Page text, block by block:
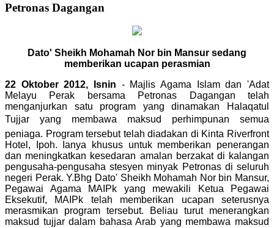
Petronas Dagangan
Dato' Sheikh Mohamah Nor bin Mansur sedang
memberikan ucapan perasmian
22 Oktober 2012, Isnin - Majlis Agama Islam dan 'Adat
Melayu Perak bersama Petronas Dagangan telah
menganjurkan satu program yang dinamakan Halaqatul
Tujjar yang membawa maksud perhimpunan semua
peniaga. Program tersebut telah diadakan di Kinta Riverfront
Hotel, Ipoh. Ianya khusus untuk memberikan penerangan
dan meningkatkan kesedaran amalan berzakat di kalangan
pengusaha-pengusaha stesyen minyak Petronas di seluruh
negeri Perak. Y.Bhg Dato' Sheikh Mohamah Nor bin Mansur,
Pegawai Agama MAIPk yang mewakili Ketua Pegawai
Eksekutif, MAIPk telah memberikan ucapan seterusnya
merasmikan program tersebut. Beliau turut menerangkan
maksud tujjar dalam bahasa Arab yang membawa maksud